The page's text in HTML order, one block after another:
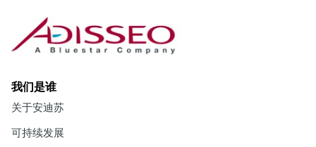
我们是谁
关于安迪苏
可持续发展